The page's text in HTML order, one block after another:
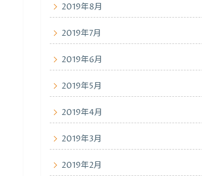
2019年8月
2019年7月
2019年6月
2019年5月
2019年4月
2019年3月
2019年2月